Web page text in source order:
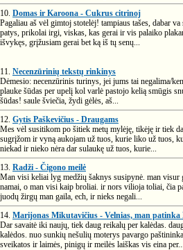
10. Domas ir Karoona - Cukrus citrinoj
Pagaliau aš vėl gimtoj stotelėj! tampiaus tašes, dabar
patys, prikolai irgi, viskas, kas gerai ir vis palaiko
išvykęs, grįžusiam gerai bet ką iš tų senų...
11. Necenzūrinių tekstų rinkinys
Dėmesio: necenzūrinis turinys, jei jums tai negalima/
plauke šūdas per upelį kol varlė pastojo kelią smūgis
šūdas! saule šviečia, žydi gėlės, aš...
12. Gytis Paškevičius - Draugams
Mes vėl susitikom po šitiek metų mylėję, tikėję ir tiek
sugrįžom ir vyną aukojam už tuos, kurie liko už tuos,
niekad ir nieko nėra dar sulaukę už tuos, kurie...
13. Radži - Čigono meilė
Man visi keliai lyg medžių šaknys susipynė. man visur
namai, o man visi kaip broliai. ir nors vilioja toliai, čia
juodų žirgų man gaila, ech, ir nieks negali...
14. Marijonas Mikutavičius - Velnias, man patinka
Dar savaitė iki naujų, tiek daug reikalų per kalėdas.
kalėdos. nuo sunkių nešulių moterys pavargo
sveikatos ir laimės, pinigų ir meilės laiškas vis eina per...